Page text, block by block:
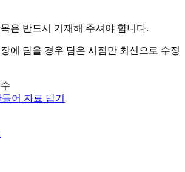
은 반드시 기재해 주셔야 합니다.
에 담을 경우 담은 시점만 최신으로 수정
어 자료 담기